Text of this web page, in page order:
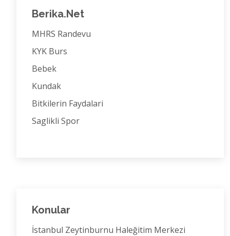
Berika.Net
MHRS Randevu
KYK Burs
Bebek
Kundak
Bitkilerin Faydalari
Saglikli Spor
Konular
İstanbul Zeytinburnu Haleğitim Merkezi